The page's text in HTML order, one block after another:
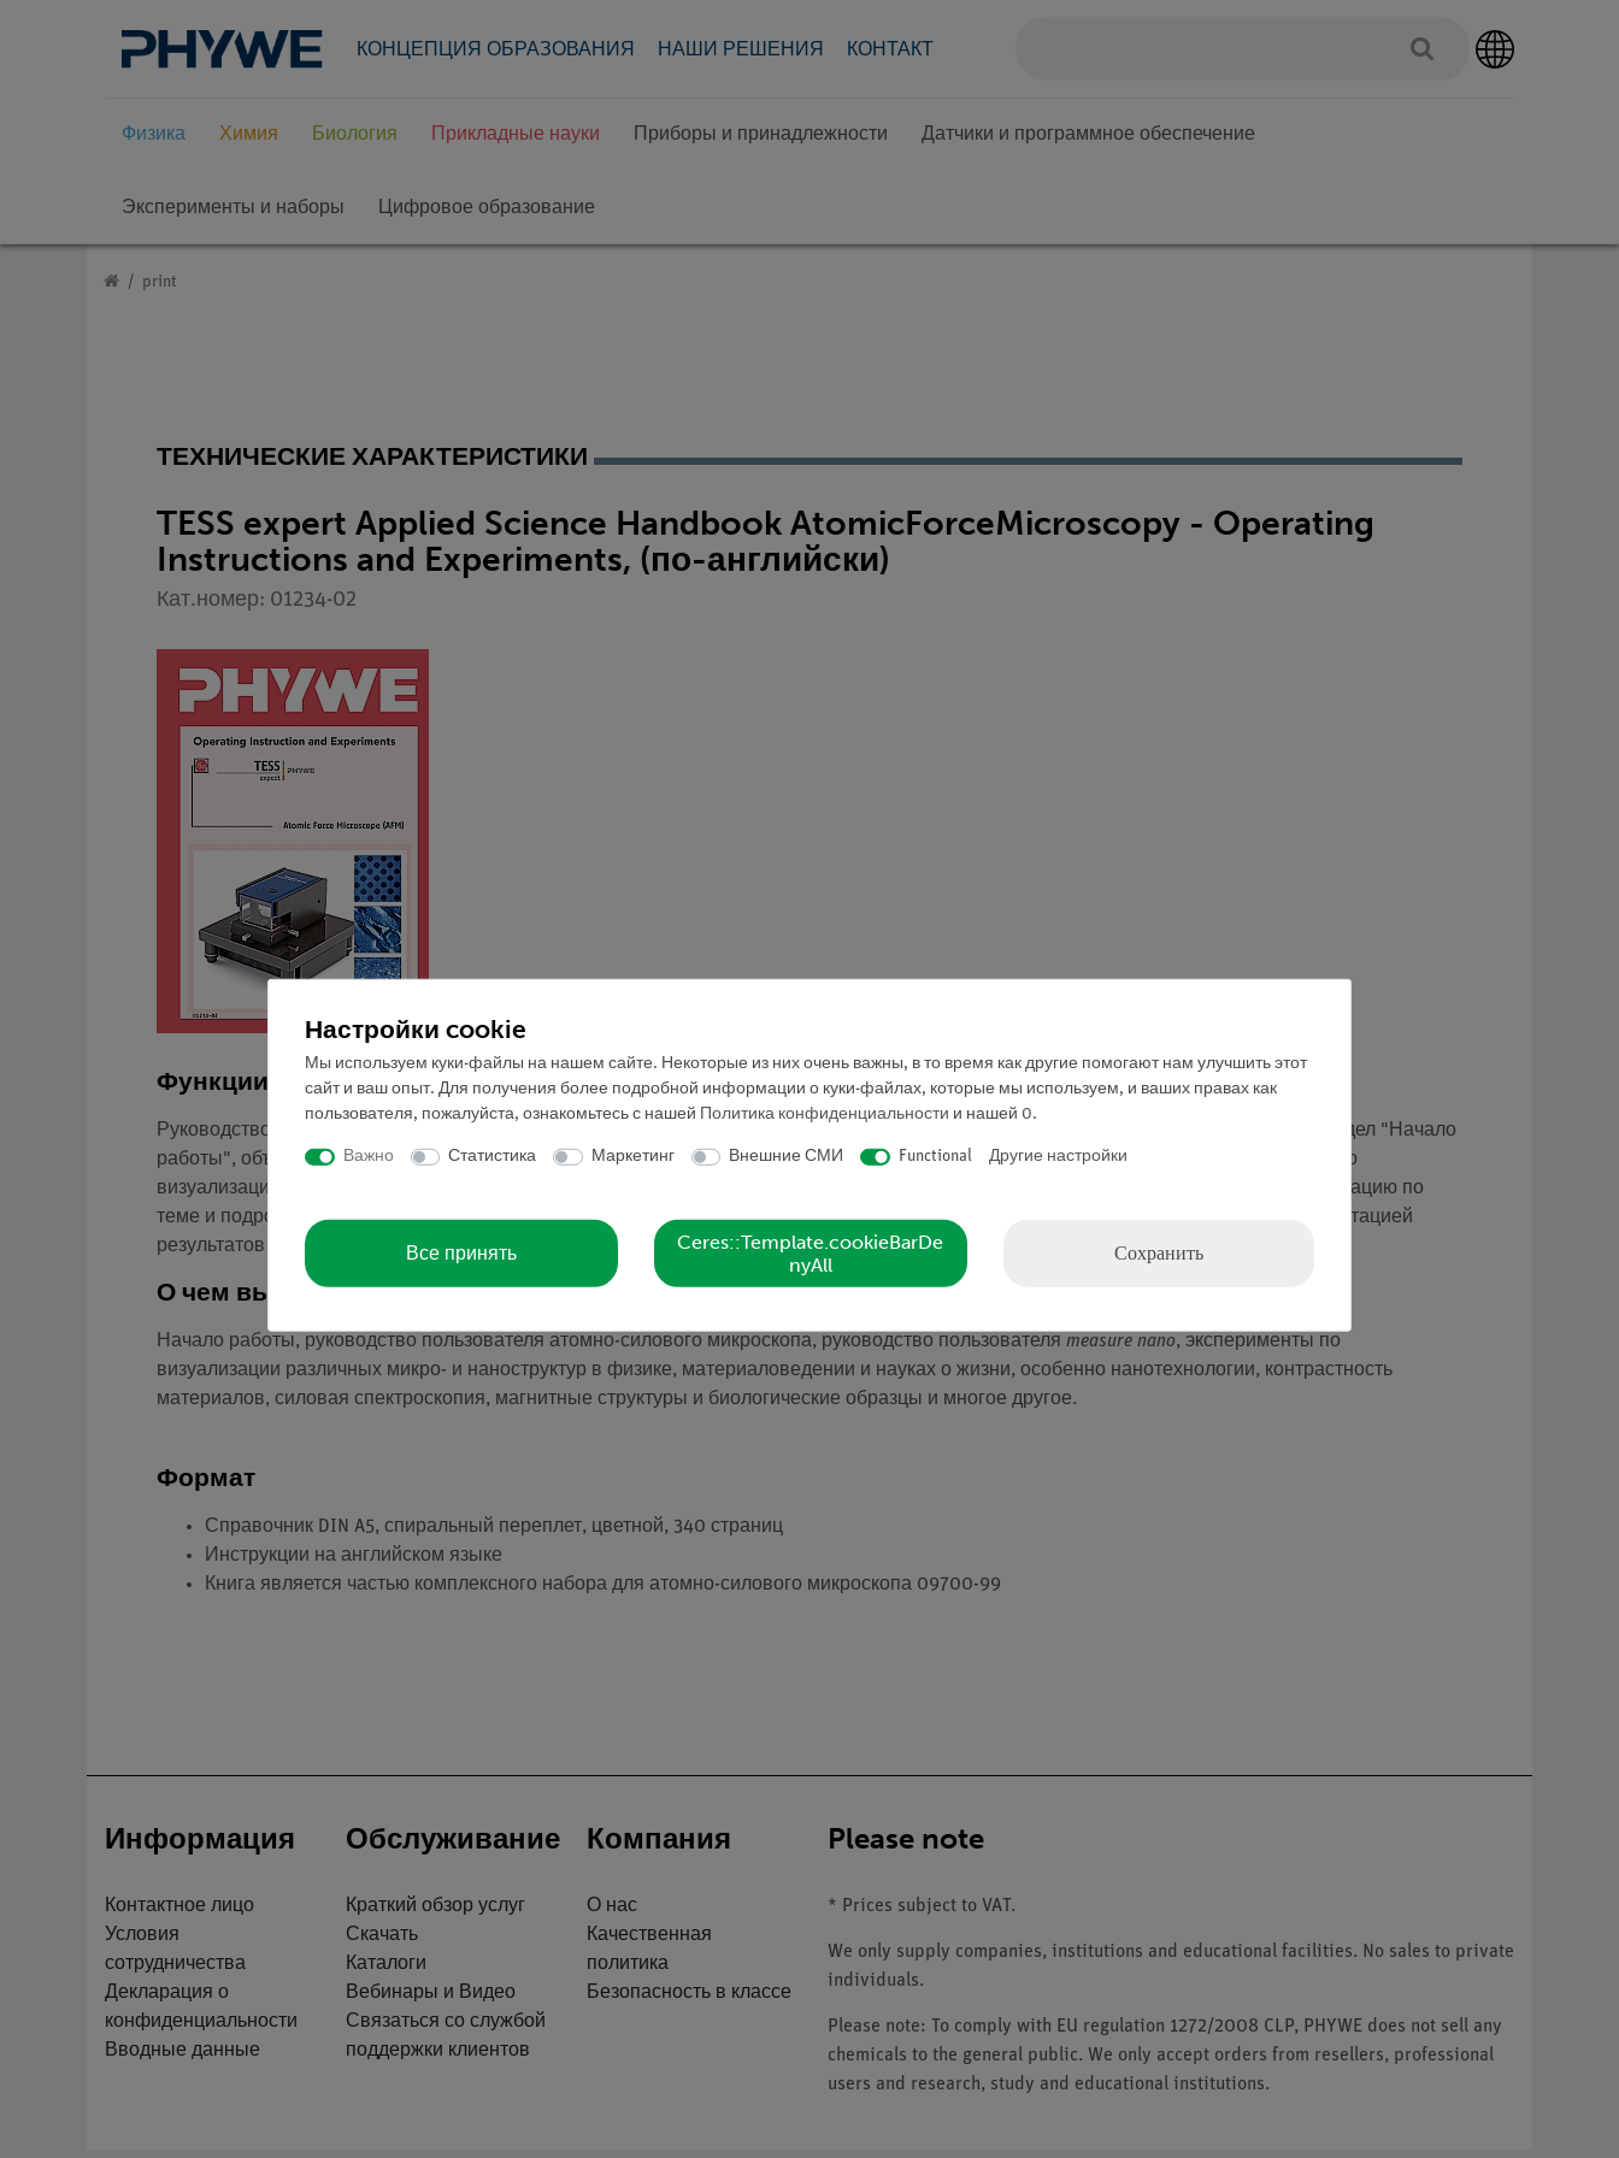
КОНЦЕПЦИЯ ОБРАЗОВАНИЯ НАШИ РЕШЕНИЯ КОНТАКТ
Физика Химия Биология Прикладные науки Приборы и принадлежности Датчики и программное обеспечение
Эксперименты и наборы Цифровое образование
print
ТЕХНИЧЕСКИЕ ХАРАКТЕРИСТИКИ
TESS expert Applied Science Handbook AtomicForceMicroscopy - Operating
Instructions and Experiments, (по-английски)
Кат.номер: 01234-02
Функции и применение
Руководство по эксплуатации компактного атомно-силового микроскопа (09700-99), включая вводные эксперименты. Включает раздел "Начало
работы", объяснения всех функций, предоставляемых программным обеспечением для измерений и анализа
, особенно
визуализации и спектроскопии на наномасштабе. Он также содержит многочисленные советы и рекомендации, справочную информацию по
теме и подробные инструкции по проведению экспериментов с многочисленными ссылками, теоретическим материалом и интерпретацией
результатов примеров.
О чем вы можете узнать
Начало работы, руководство пользователя атомно-силового микроскопа, руководство пользователя measure nano, эксперименты по
визуализации различных микро- и наноструктур в физике, материаловедении и науках о жизни, особенно нанотехнологии, контрастность
материалов, силовая спектроскопия, магнитные структуры и биологические образцы и многое другое.
Формат
Справочник DIN A5, спиральный переплет, цветной, 340 страниц
Инструкции на английском языке
Книга является частью комплексного набора для атомно-силового микроскопа 09700-99
Информация
Контактное лицо
Условия
сотрудничества
Декларация о
конфиденциальности
Вводные данные
Обслуживание
Краткий обзор услуг
Скачать
Каталоги
Вебинары и Видео
Связаться со службой
поддержки клиентов
Компания
О нас
Качественная
политика
Безопасность в классе
Please note
* Prices subject to VAT.
We only supply companies, institutions and educational facilities. No sales to private
individuals.
Please note: To comply with EU regulation 1272/2008 CLP, PHYWE does not sell any
chemicals to the general public. We only accept orders from resellers, professional
users and research, study and educational institutions.
Настройки cookie
Мы используем куки-файлы на нашем сайте. Некоторые из них очень важны, в то время как другие помогают нам улучшить этот
сайт и ваш опыт. Для получения более подробной информации о куки-файлах, которые мы используем, и ваших правах как
пользователя, пожалуйста, ознакомьтесь с нашей
Политика конфиденциальности и нашей 0.
Важно Статистика Маркетинг Внешние СМИ Functional Другие настройки
Все принять
Ceres::Template.cookieBarDe
nyAll
Сохранить